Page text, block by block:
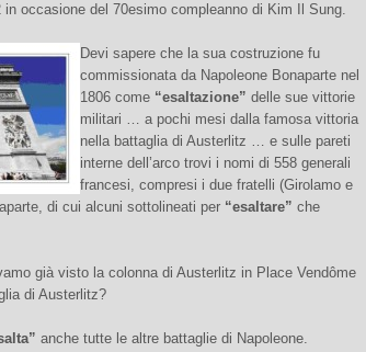
in occasione del 70esimo compleanno di Kim Il Sung.
Devi sapere che la sua costruzione fu
commissionata da Napoleone Bonaparte nel
1806 come “esaltazione” delle sue vittorie
militari … a pochi mesi dalla famosa vittoria
nella battaglia di Austerlitz … e sulle pareti
interne dell’arco trovi i nomi di 558 generali
francesi, compresi i due fratelli (Girolamo e
di cui alcuni sottolineati per “esaltare” che
già visto la colonna di Austerlitz in Place Vendôme
di Austerlitz?
anche tutte le altre battaglie di Napoleone.